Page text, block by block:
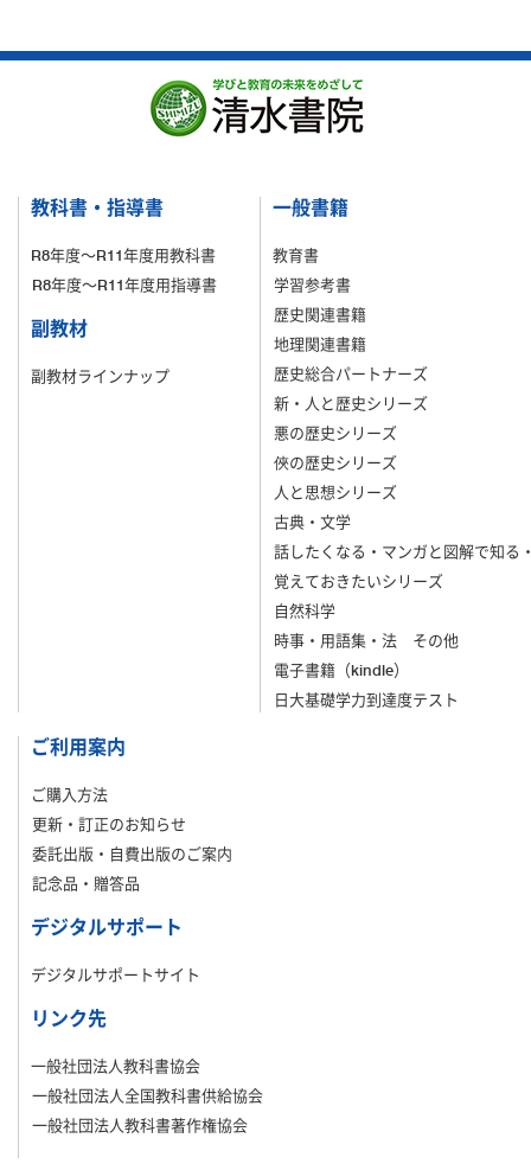
教科書・指導書
R8年度～R11年度用教科書
R8年度～R11年度用指導書
副教材
副教材ラインナップ
一般書籍
教育書
学習参考書
歴史関連書籍
地理関連書籍
歴史総合パートナーズ
新・人と歴史シリーズ
悪の歴史シリーズ
俠の歴史シリーズ
人と思想シリーズ
古典・文学
話したくなる・マンガと図解で知る
覚えておきたいシリーズ
自然科学
時事・用語集・法 その他
電子書籍（kindle）
日大基礎学力到達度テスト
ご利用案内
ご購入方法
更新・訂正のお知らせ
委託出版・自費出版のご案内
記念品・贈答品
デジタルサポート
デジタルサポートサイト
リンク先
一般社団法人教科書協会
一般社団法人全国教科書供給協会
一般社団法人教科書著作権協会